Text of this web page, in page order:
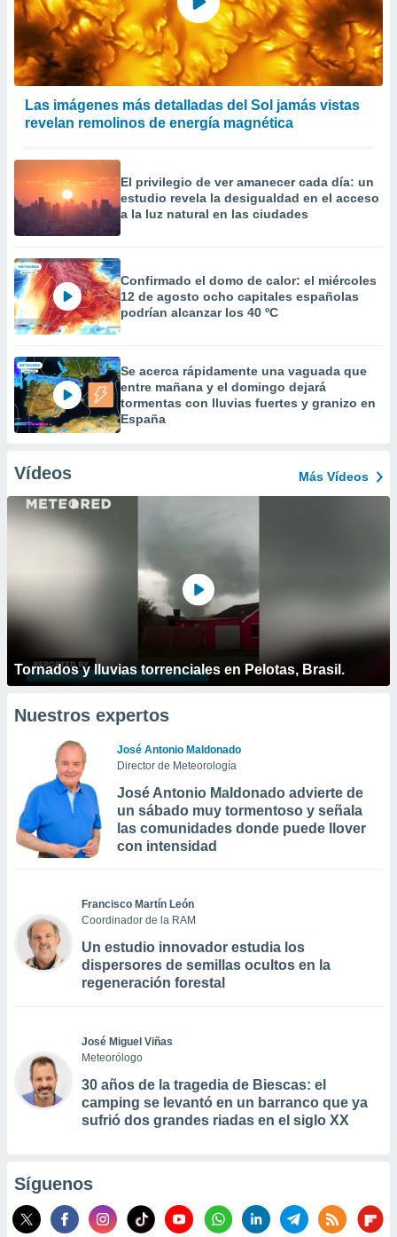
Las imágenes más detalladas del Sol jamás vistas
revelan remolinos de energía magnética
El privilegio de ver amanecer cada día: un
estudio revela la desigualdad en el acceso
a la luz natural en las ciudades
Confirmado el domo de calor: el miércoles
12 de agosto ocho capitales españolas
podrían alcanzar los 40 ºC
Se acerca rápidamente una vaguada que
entre mañana y el domingo dejará
tormentas con lluvias fuertes y granizo en
España
Vídeos Más Vídeos
Tornados y lluvias torrenciales en Pelotas, Brasil.
Nuestros expertos
José Antonio Maldonado
Director de Meteorología
José Antonio Maldonado advierte de
un sábado muy tormentoso y señala
las comunidades donde puede llover
con intensidad
Francisco Martín León
Coordinador de la RAM
Un estudio innovador estudia los
dispersores de semillas ocultos en la
regeneración forestal
José Miguel Viñas
Meteorólogo
30 años de la tragedia de Biescas: el
camping se levantó en un barranco que ya
sufrió dos grandes riadas en el siglo XX
Síguenos